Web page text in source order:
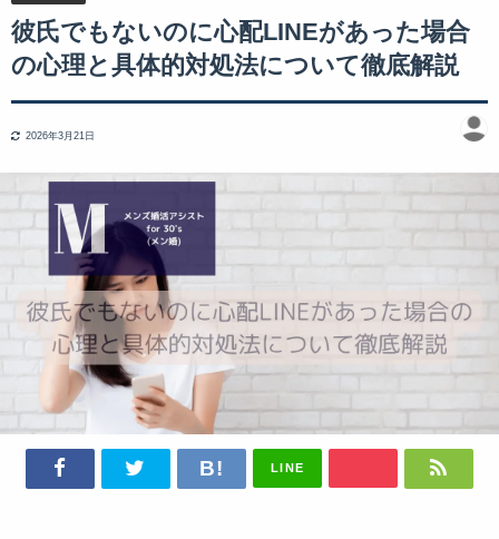
彼氏でもないのに心配LINEがあった場合
の心理と具体的対処法について徹底解説
2026年3月21日
LINE